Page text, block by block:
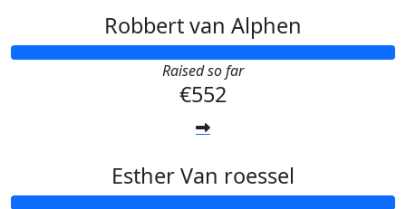
Robbert van Alphen
Raised so far
€552
Esther Van roessel